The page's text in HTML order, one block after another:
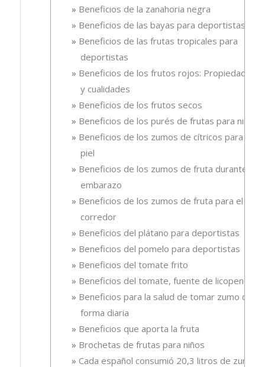
Beneficios de la zanahoria negra
Beneficios de las bayas para deportistas
Beneficios de las frutas tropicales para
deportistas
Beneficios de los frutos rojos: Propiedades
y cualidades
Beneficios de los frutos secos
Beneficios de los purés de frutas para niños
Beneficios de los zumos de cítricos para la
piel
Beneficios de los zumos de fruta durante el
embarazo
Beneficios de los zumos de fruta para el
corredor
Beneficios del plátano para deportistas
Beneficios del pomelo para deportistas
Beneficios del tomate frito
Beneficios del tomate, fuente de licopeno
Beneficios para la salud de tomar zumo de
forma diaria
Beneficios que aporta la fruta
Brochetas de frutas para niños
Cada español consumió 20,3 litros de zumo